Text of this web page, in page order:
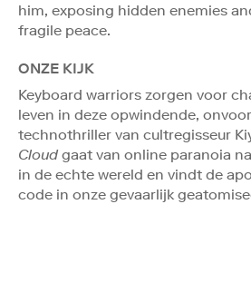
him, exposing hidden enemies
fragile peace.
ONZE KIJK
Keyboard warriors zorgen voor
leven in deze opwindende,
technothriller van cultregisseur
Cloudgaat van online paranoia
in de echte wereld en vindt de
code in onze gevaarlijk